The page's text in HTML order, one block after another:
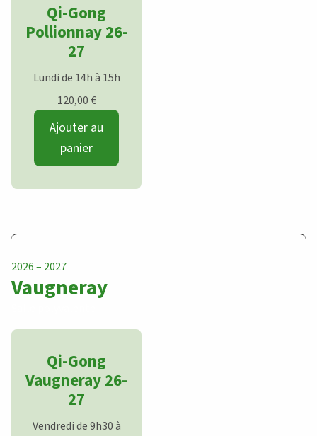
Qi-Gong
Pollionnay 26-
27
Lundi de 14h à 15h
120,00€
Ajouter au
panier
2026 – 2027
Vaugneray
Qi-Gong
Vaugneray 26-
27
Vendredi de 9h30 à